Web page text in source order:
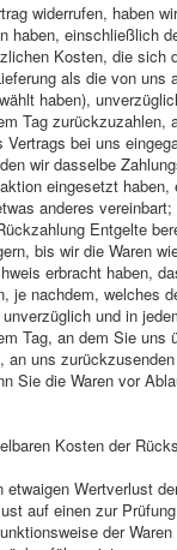
widerrufen, haben
haben, einschließlich
Kosten, die sich
als die von uns
haben),
Tag zurückzuzahlen,
Vertrags bei uns
wir dasselbe
eingesetzt
anderes
Entgelte
bis wir die Waren
erbracht haben,
je nachdem, welches
und in
Tag, an dem Sie uns
an uns
Sie die Waren vor
Kosten der
Wertverlust
auf einen zur
der